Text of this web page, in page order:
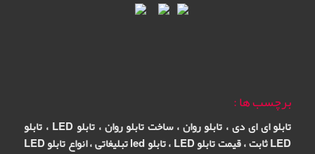
برچسب ها :
تابلو ای ای دی،تابلو روان،ساخت تابلو روان،تابلوLED ،تابلو
LED ثابت
،قیمت تابلو LED ،تابلو led تبلیغاتی ،انواع تابلو LED